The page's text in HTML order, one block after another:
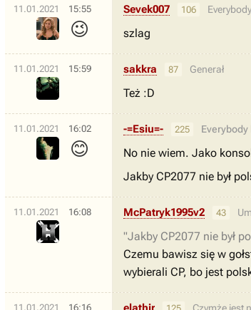
11.01.2021 15:55
😉
Sevek007 106
szlag
11.01.2021 15:59 sakkra 87 Generał
Też :D
11.01.2021 16:02
😊
-=Esiu=- 225 Everybody
No nie wiem. Jako
Jakby CP2077 nie był
11.01.2021 16:08 McPatryk1995v2 43
"Jakby CP2077 nie był
Czemu bawisz się w
wybierali CP, bo jest
11.01.2021 16:16